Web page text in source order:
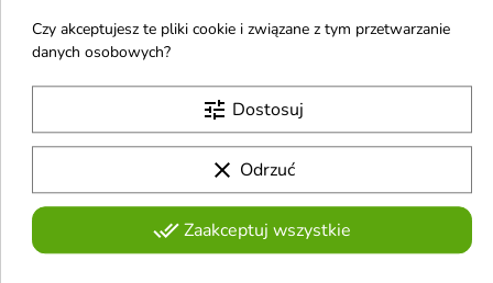
Torriden Solid In
Ceramide Cream Krem
Celimax Dual Barrier
Skin Wearable Cream
Czy akceptujesz te pliki cookie i związane z tym przetwarzanie
danych osobowych?
tune Dostosuj
clear Odrzuć
done_allZaakceptuj wszystkie